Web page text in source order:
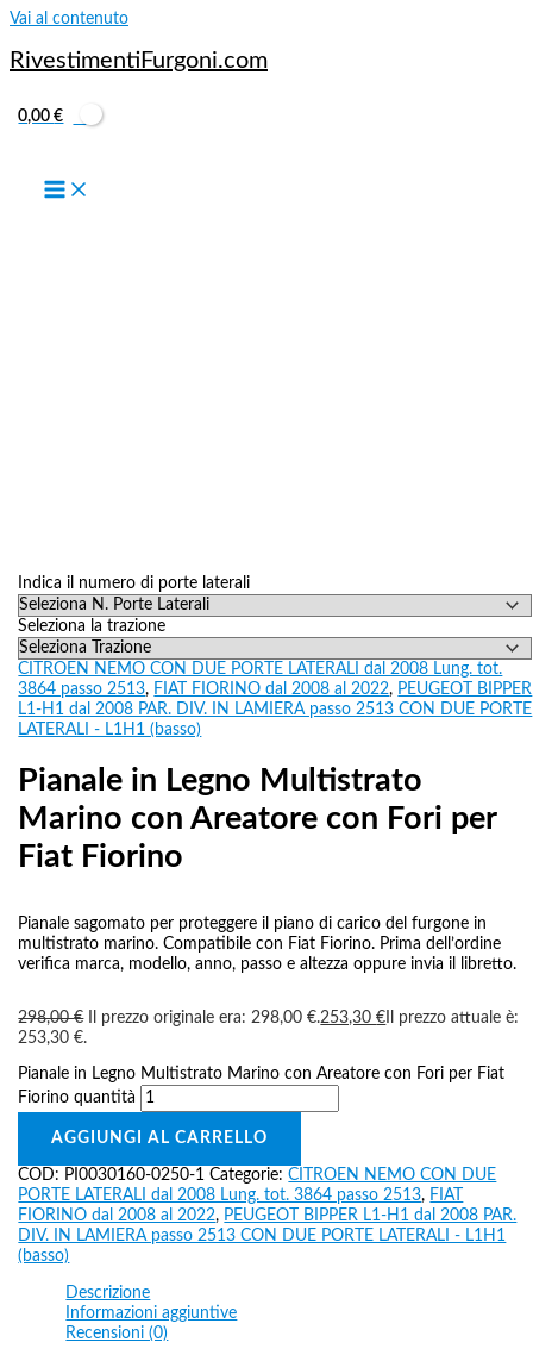
Vai al contenuto
RivestimentiFurgoni.com
0,00€
Indica il numero di porte laterali
Seleziona la trazione
CITROEN NEMO CON DUE PORTE LATERALI dal 2008 Lung. tot.
3864 passo 2513, FIAT FIORINO dal 2008 al 2022, PEUGEOT BIPPER
L1-H1 dal 2008 PAR. DIV. IN LAMIERA passo 2513 CON DUE PORTE
LATERALI - L1H1 (basso)
Pianale in Legno Multistrato
Marino con Areatore con Fori per
Fiat Fiorino
298,00€ Il prezzo originale era: 298,00 €.253,30€ Il prezzo attuale è:
253,30 €.
Pianale sagomato per proteggere il piano di carico del furgone in
multistrato marino. Compatibile con Fiat Fiorino. Prima dell’ordine
verifica marca, modello, anno, passo e altezza oppure invia il libretto.
Pianale in Legno Multistrato Marino con Areatore con Fori per Fiat
Fiorino quantità
AGGIUNGI AL CARRELLO
COD: PI0030160-0250-1 Categorie:CITROEN NEMO CON DUE
PORTE LATERALI dal 2008 Lung. tot. 3864 passo 2513, FIAT
FIORINO dal 2008 al 2022, PEUGEOT BIPPER L1-H1 dal 2008 PAR.
DIV. IN LAMIERA passo 2513 CON DUE PORTE LATERALI - L1H1
(basso)
Descrizione
Informazioni aggiuntive
Recensioni (0)